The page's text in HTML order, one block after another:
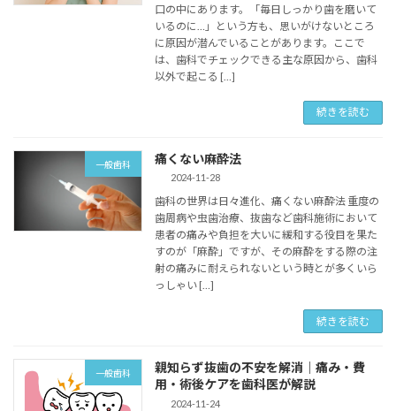
口の中にあります。「毎日しっかり歯を磨いて
いるのに…」という方も、思いがけないところ
に原因が潜んでいることがあります。ここで
は、歯科でチェックできる主な原因から、歯科
以外で起こる […]
続きを読む
一般歯科 痛くない麻酔法
2024-11-28
歯科の世界は日々進化、痛くない麻酔法 重度の
歯周病や虫歯治療、抜歯など歯科施術において
患者の痛みや負担を大いに緩和する役目を果た
すのが「麻酔」ですが、その麻酔をする際の注
射の痛みに耐えられないという時とが多くいら
っしゃい […]
続きを読む
一般歯科
親知らず抜歯の不安を解消｜痛み・費
用・術後ケアを歯科医が解説
2024-11-24